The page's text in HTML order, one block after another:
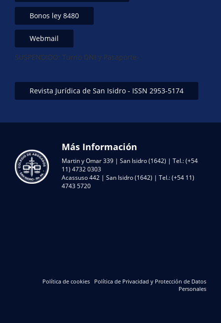
Bonos ley 8480
Webmail
SUSPENDIDO: Turno DNI y Pasaporte-
Revista Jurídica de San Isidro - ISSN 2953-5174
Más Información
Martin y Omar 339 | San Isidro (1642) | Tel.: (+54
11) 4732 0303
Acassuso 442 | San Isidro (1642) | Tel.: (+54 11)
4743 5720
Política de cookies
Política de Privacidad y Protección de Datos
Personales